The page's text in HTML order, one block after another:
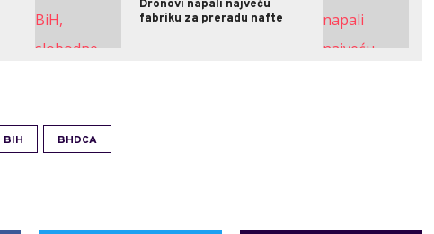
Dronovi napali najveću
fabriku za preradu nafte
BIH BHDCA